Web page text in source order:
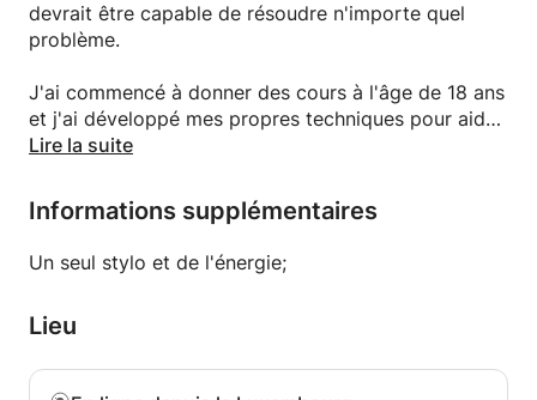
devrait être capable de résoudre n'importe quel
problème.
J'ai commencé à donner des cours à l'âge de 18 ans
et j'ai développé mes propres techniques pour aider
les élèves à mieux comprendre les concepts de la
cours, vous serez remboursé.
Lire la suite
Informations supplémentaires
Un seul stylo et de l'énergie;
Lieu